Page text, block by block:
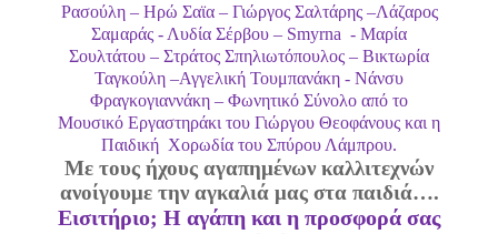
Ρασούλη – Ηρώ Σαϊα – Γιώργος Σαλτάρης –Λάζαρος
Σαμαράς - Λυδία Σέρβου – Smyrna - Μαρία
Σουλτάτου – Στράτος Σπηλιωτόπουλος – Βικτωρία
Ταγκούλη –Αγγελική Τουμπανάκη - Νάνσυ
Φραγκογιαννάκη – Φωνητικό Σύνολο από το
Μουσικό Εργαστηράκι του Γιώργου Θεοφάνους και η
Παιδική Χορωδία του Σπύρου Λάμπρου.
Με τους ήχους αγαπημένων καλλιτεχνών
ανοίγουμε την αγκαλιά μας στα παιδιά….
Εισιτήριο; Η αγάπη και η προσφορά σας